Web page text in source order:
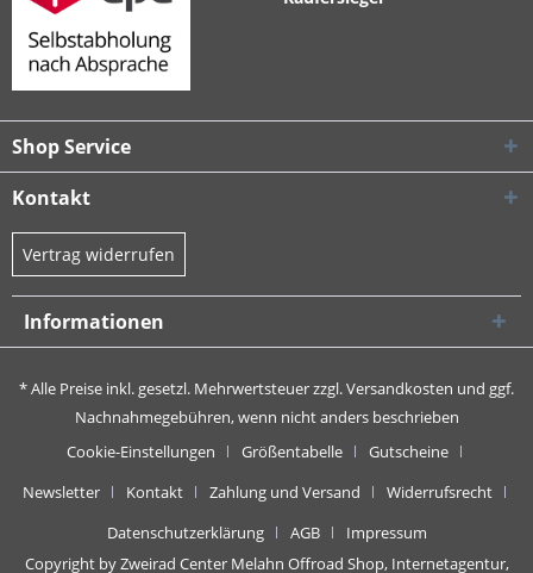
Shop Service
Kontakt
Vertrag widerrufen
Informationen
* Alle Preise inkl. gesetzl. Mehrwertsteuer zzgl.Versandkosten und ggf.
Nachnahmegebühren, wenn nicht anders beschrieben
Cookie-Einstellungen
Größentabelle
Gutscheine
Newsletter
Kontakt Zahlung und Versand
Widerrufsrecht
Datenschutzerklärung
AGB
Impressum
Copyright by Zweirad Center Melahn Offroad Shop, Internetagentur,